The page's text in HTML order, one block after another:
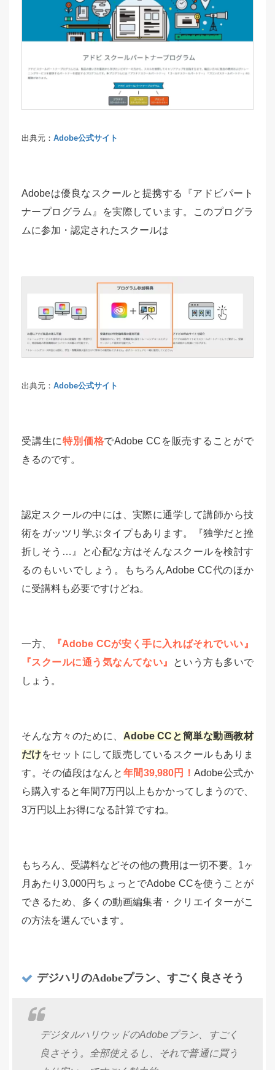
出典元： Adobe公式サイト
Adobeは優良なスクールと提携する『アドビパート
ナープログラム』を実際しています。このプログラ
ムに参加・認定されたスクールは
出典元： Adobe公式サイト
受講生に特別価格でAdobe CCを販売することがで
きるのです。
認定スクールの中には、実際に通学して講師から技
術をガッツリ学ぶタイプもあります。『独学だと挫
折しそう…』と心配な方はそんなスクールを検討す
るのもいいでしょう。もちろんAdobe CC代のほか
に受講料も必要ですけどね。
一方、
『Adobe CCが安く手に入ればそれでいい』
『スクールに通う気なんてない』
という方も多いで
しょう。
そんな方々のために、 Adobe CCと簡単な動画教材
だけをセットにして販売しているスクールもありま
す。その値段はなんと 年間39,980円！Adobe公式か
ら購入すると年間7万円以上もかかってしまうので、
3万円以上お得になる計算ですね。
もちろん、受講料などその他の費用は一切不要。1ヶ
月あたり3,000円ちょっとでAdobe CCを使うことが
できるため、多くの動画編集者・クリエイターがこ
の方法を選んでいます。
デジハリのAdobeプラン、すごく良さそう
デジタルハリウッドのAdobeプラン、すごく
良さそう。全部使えるし、それで普通に買う